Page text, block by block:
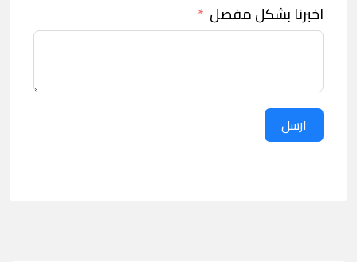
اخبرنا بشكل مفصل
ارسل